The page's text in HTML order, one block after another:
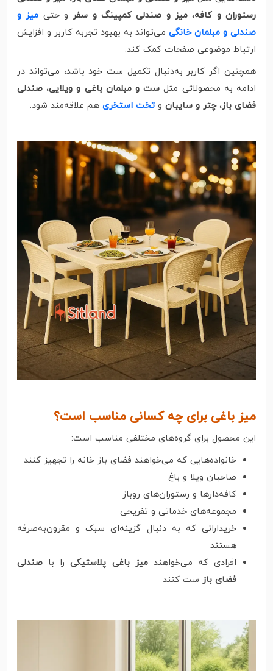
رستوران و کافه، میز و صندلی کمپینگ و سفرو حتی میز و
صندلی و مبلمان خانگی می‌تواند به بهبود تجربه کاربر و افزایش
ارتباط موضوعی صفحات کمک کند.
همچنین اگر کاربر به‌دنبال تکمیل ست خود باشد، می‌تواند در
ادامه به محصولاتی مثل ست و مبلمان باغی و ویلایی، صندلی
فضای باز،چتر و سایبان و تخت استخری هم علاقه‌مند شود.
میز باغی برای چه کسانی مناسب است؟
این محصول برای گروه‌های مختلفی مناسب است:
خانواده‌هایی که می‌خواهند فضای باز خانه را تجهیز کنند
صاحبان ویلا و باغ
کافه‌دارها و رستوران‌های روباز
مجموعه‌های خدماتی و تفریحی
خریدارانی که به دنبال گزینه‌ای سبک و مقرون‌به‌صرفه
هستند
افرادی که می‌خواهندمیز باغی پلاستیکیرا با صندلی
فضای باز ست کنند